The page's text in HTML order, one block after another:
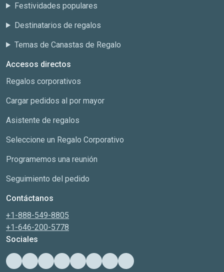
Festividades populares
Destinatarios de regalos
Temas de Canastas de Regalo
Accesos directos
Regalos corporativos
Cargar pedidos al por mayor
Asistente de regalos
Seleccione un Regalo Corporativo
Programemos una reunión
Seguimiento del pedido
Contáctanos
+1-888-549-8805
+1-646-200-5778
Sociales